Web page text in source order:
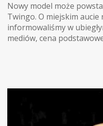
Nowy model może
Twingo. O miejskim
informowaliśmy w
mediów, cena